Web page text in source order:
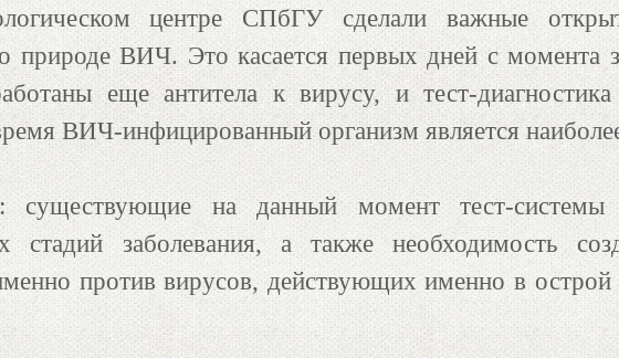
центре СПбГУ сделали важные
природе ВИЧ. Это касается первых дней с момента
еще антитела к вирусу, и тест-диагностика
время ВИЧ-инфицированный организм является
существующие на данный момент тест-системы
стадий заболевания, а также необходимость
против вирусов, действующих именно в острой